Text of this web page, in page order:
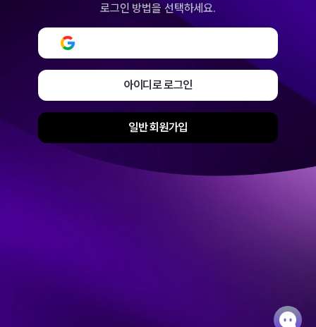
로그인 방법을 선택하세요.
아이디로 로그인
일반 회원가입